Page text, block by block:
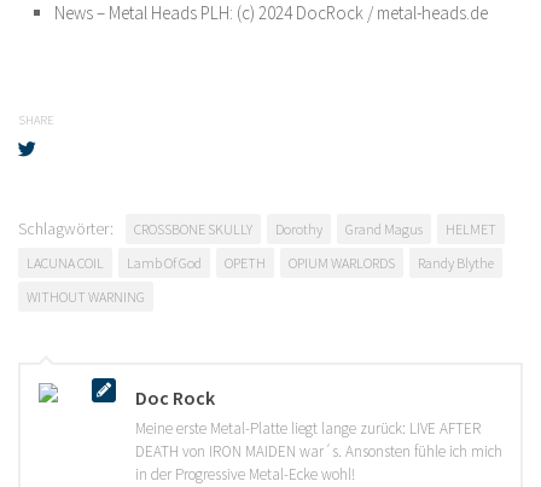
News – Metal Heads PLH: (c) 2024 DocRock / metal-heads.de
SHARE
Schlagwörter: CROSSBONE SKULLY Dorothy Grand Magus
HELMET
LACUNA COIL
Lamb Of God OPETH OPIUM WARLORDS
Randy Blythe
WITHOUT WARNING
Doc Rock
Meine erste Metal-Platte liegt lange zurück: LIVE AFTER
DEATH von IRON MAIDEN war´s. Ansonsten fühle ich mich
in der Progressive Metal-Ecke wohl!